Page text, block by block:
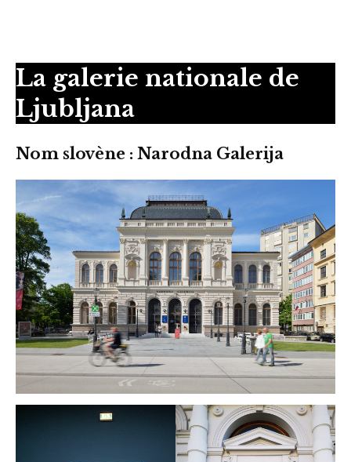
La galerie nationale de
Ljubljana
Nom slovène : Narodna Galerija